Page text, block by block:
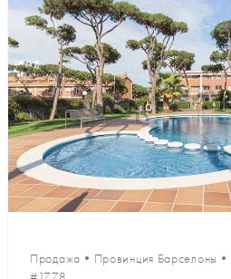
Продажа • Провинция Барселоны •